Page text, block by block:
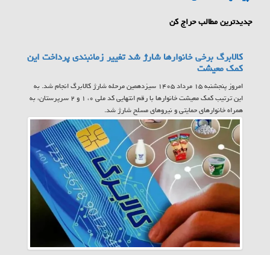
جدیدترین مطالب حراج کن
کالابرگ برخی خانوارها شارژ شد تغییر زمانبندی پرداخت این
کمک معیشت
امروز پنجشنبه ۱۵ مرداد ۱۴۰۵ سیزدهمین مرحله شارژ کالابرگ انجام شد. به
این ترتیب کمک معیشت خانوارها با رقم انتهایی کد ملی ۰، ۱ و ۲ سرپرستان، به
همراه خانوارهای حمایتی و نیروهای مسلح شارژ شد.